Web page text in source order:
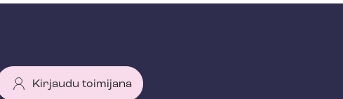
Kirjaudu toimijana